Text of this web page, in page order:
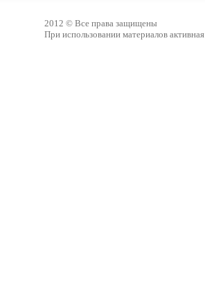
2012 © Все права защищены
При использовании материалов активная